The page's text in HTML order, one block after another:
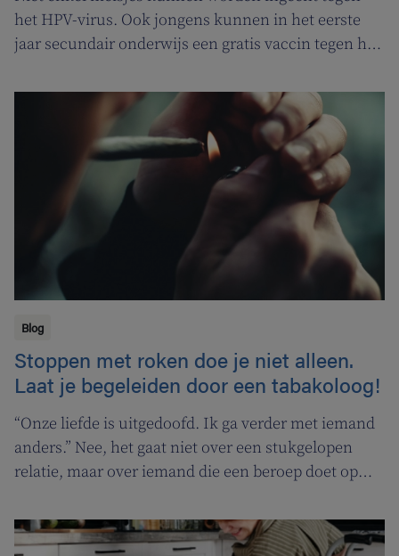
het HPV-virus. Ook jongens kunnen in het eerste
jaar secundair onderwijs een gratis vaccin tegen het
Blog
Stoppen met roken doe je niet alleen.
Laat je begeleiden door een tabakoloog!
“Onze liefde is uitgedoofd. Ik ga verder met iemand
anders.” Nee, het gaat niet over een stukgelopen
relatie, maar over iemand die een beroep doet op
Vlaamse overheid pakt uit met een nieuwe
campagne om rookstopbegeleiding door